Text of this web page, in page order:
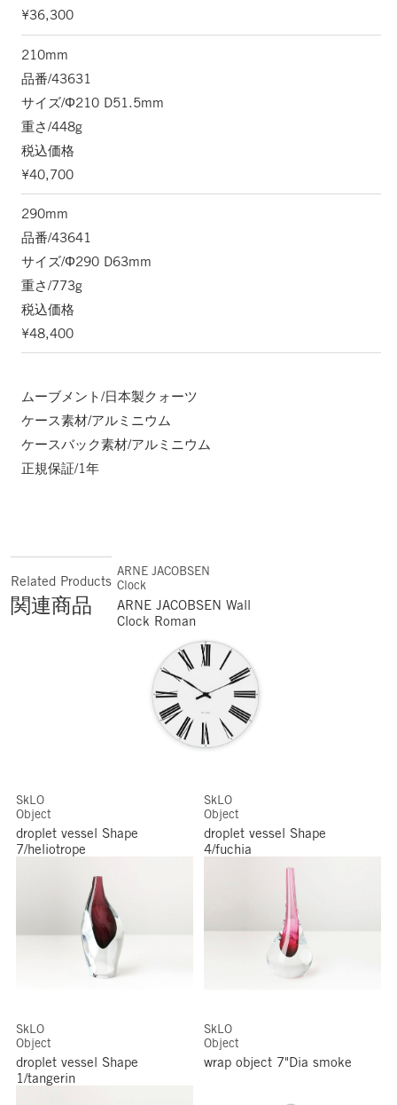
¥36,300
210mm
品番/43631
サイズ/Φ210 D51.5mm
重さ/448g
税込価格
¥40,700
290mm
品番/43641
サイズ/Φ290 D63mm
重さ/773g
税込価格
¥48,400
ムーブメント/日本製クォーツ
ケース素材/アルミニウム
ケースバック素材/アルミニウム
正規保証/1年
Related Products
関連商品
ARNE JACOBSEN
Clock
ARNE JACOBSEN Wall
Clock Roman
SkLO
Object
droplet vessel Shape
7/heliotrope
SkLO
Object
droplet vessel Shape
4/fuchia
SkLO
Object
droplet vessel Shape
1/tangerin
SkLO
Object
wrap object 7"Dia smoke